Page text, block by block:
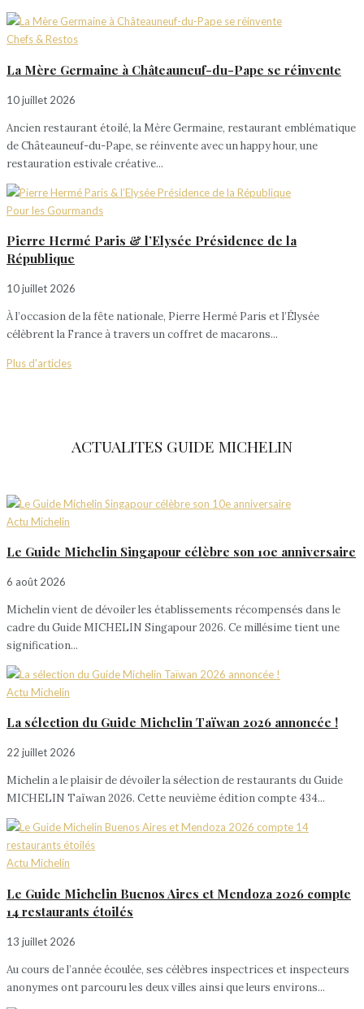
Chefs & Restos
La Mère Germaine à Châteauneuf-du-Pape se réinvente
10 juillet 2026
Ancien restaurant étoilé, la Mère Germaine, restaurant emblématique
de Châteauneuf-du-Pape, se réinvente avec un happy hour, une
restauration estivale créative...
Pour les Gourmands
Pierre Hermé Paris & l’Elysée Présidence de la
République
10 juillet 2026
À l’occasion de la fête nationale, Pierre Hermé Paris et l’Élysée
célèbrent la France à travers un coffret de macarons...
Plus d'articles
ACTUALITES GUIDE MICHELIN
Actu Michelin
Le Guide Michelin Singapour célèbre son 10e anniversaire
6 août 2026
Michelin vient de dévoiler les établissements récompensés dans le
cadre du Guide MICHELIN Singapour 2026. Ce millésime tient une
signification...
Actu Michelin
La sélection du Guide Michelin Taïwan 2026 annoncée !
22 juillet 2026
Michelin a le plaisir de dévoiler la sélection de restaurants du Guide
MICHELIN Taïwan 2026. Cette neuvième édition compte 434...
Actu Michelin
Le Guide Michelin Buenos Aires et Mendoza 2026 compte
14 restaurants étoilés
13 juillet 2026
Au cours de l’année écoulée, ses célèbres inspectrices et inspecteurs
anonymes ont parcouru les deux villes ainsi que leurs environs...